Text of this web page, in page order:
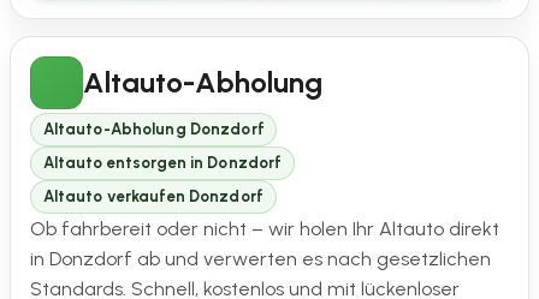
Altauto-Abholung
Altauto-Abholung Donzdorf
Altauto entsorgen in Donzdorf
Altauto verkaufen Donzdorf
Ob fahrbereit oder nicht – wir holen Ihr Altauto direkt
in Donzdorf ab und verwerten es nach gesetzlichen
Standards. Schnell, kostenlos und mit lückenloser